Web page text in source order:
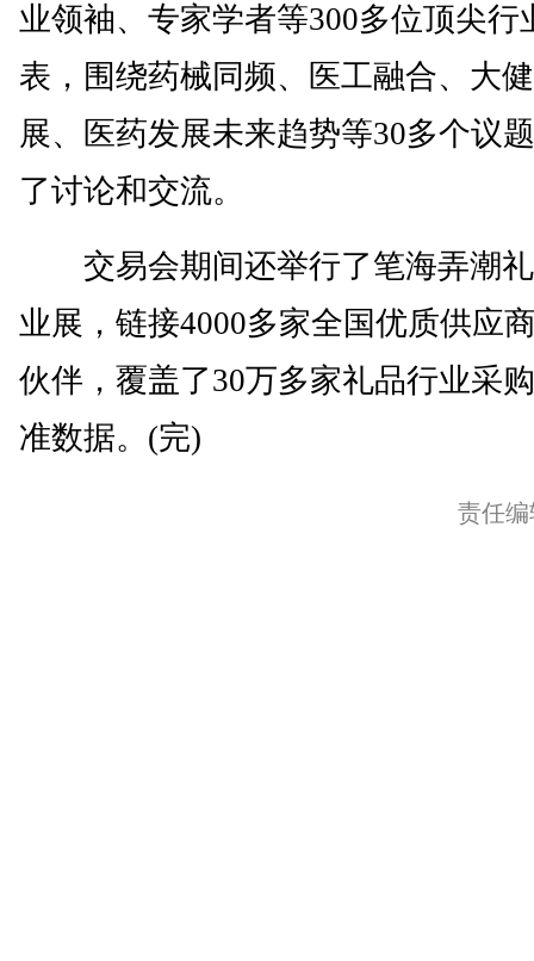
业领袖、专家学者等300多位顶尖行
表，围绕药械同频、医工融合、大
展、医药发展未来趋势等30多个议
了讨论和交流。
交易会期间还举行了笔海弄潮
业展，链接4000多家全国优质供应
伙伴，覆盖了30万多家礼品行业采
准数据。(完)
责任